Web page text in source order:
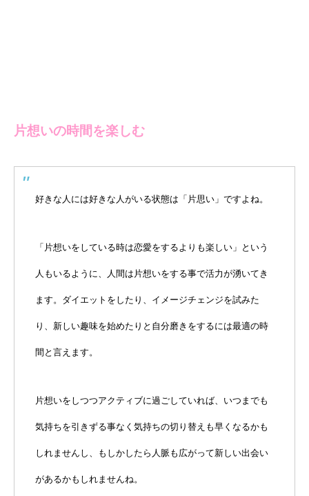
片想いの時間を楽しむ
好きな人には好きな人がいる状態は「片思い」ですよね。
「片想いをしている時は恋愛をするよりも楽しい」という
人もいるように、人間は片想いをする事で活力が湧いてき
ます。ダイエットをしたり、イメージチェンジを試みた
り、新しい趣味を始めたりと自分磨きをするには最適の時
間と言えます。
片想いをしつつアクティブに過ごしていれば、いつまでも
気持ちを引きずる事なく気持ちの切り替えも早くなるかも
しれませんし、もしかしたら人脈も広がって新しい出会い
があるかもしれませんね。